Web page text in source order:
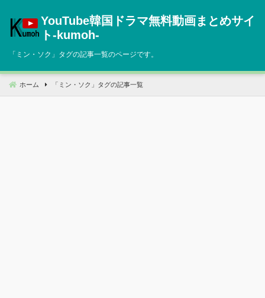
へ
動
YouTube韓国ドラマ無料動画まとめサイ
ト‐kumoh‐
「 ミン・ソク 」タグの記事一覧のページです。
ホーム 「 ミン・ソク 」タグの記事一覧